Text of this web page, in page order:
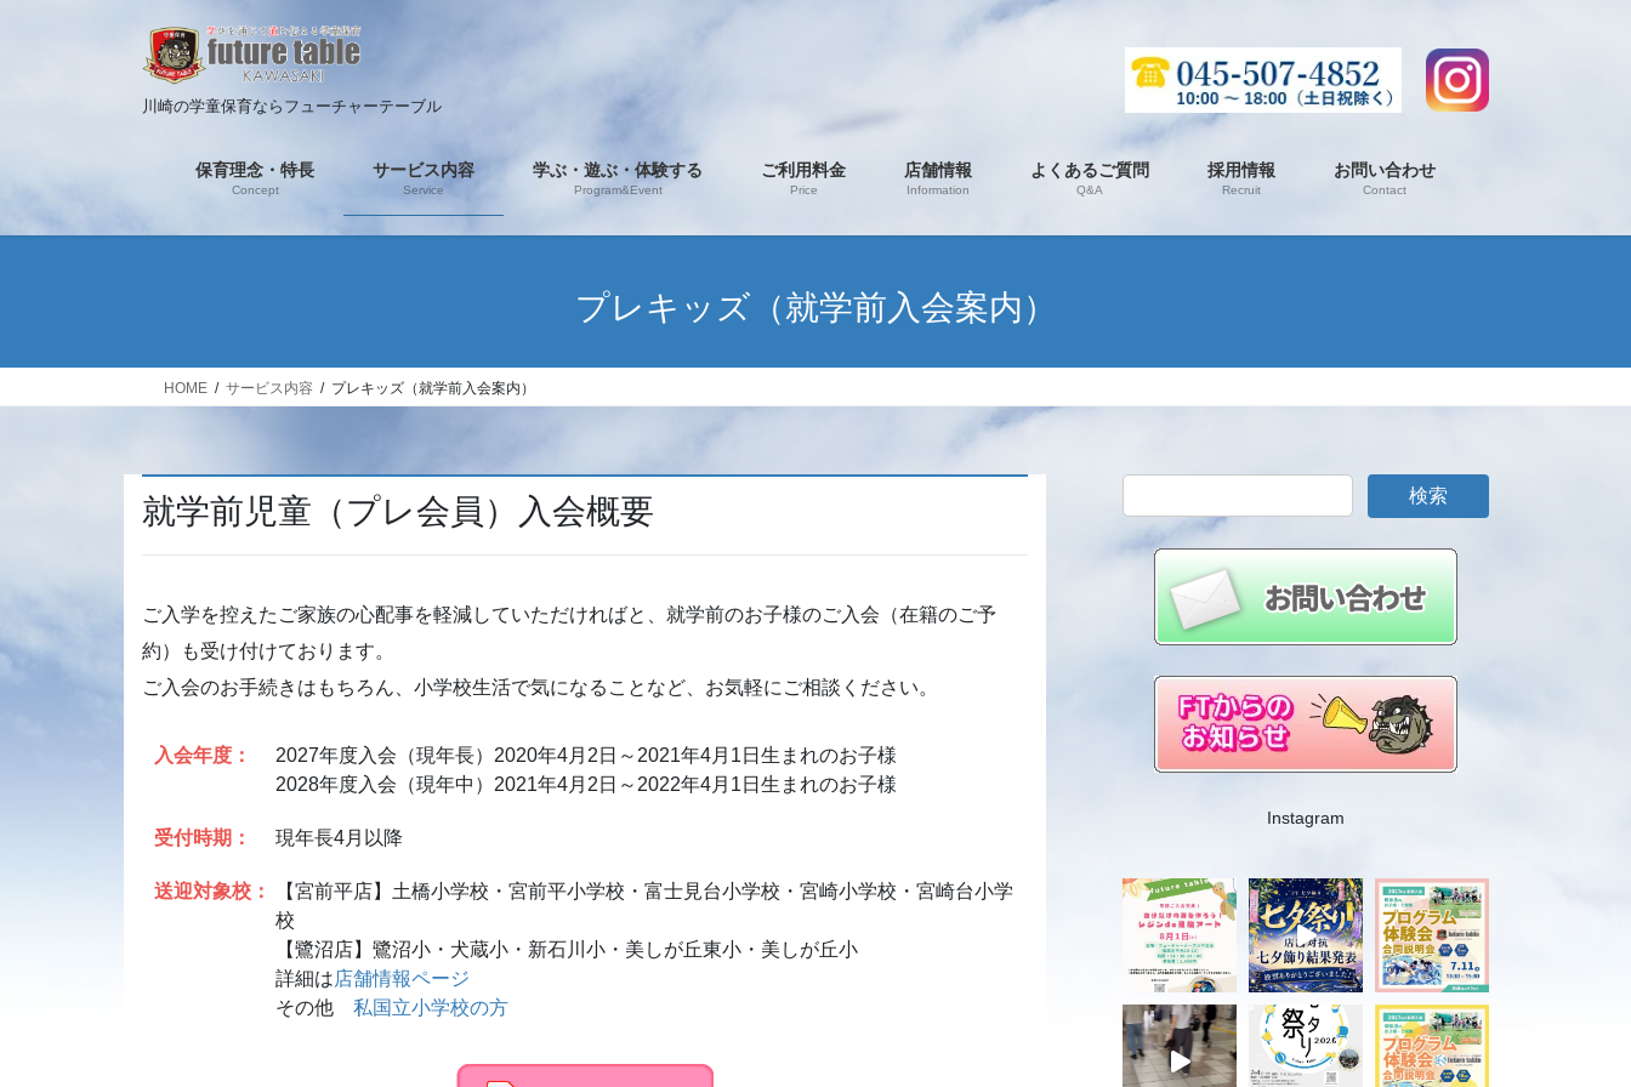
川崎の学童保育ならフューチャーテーブル
保育理念・特長
Concept
サービス内容
Service
学ぶ・遊ぶ・体験する
Program&Event
ご利用料金
Price
店舗情報
Information
よくあるご質問
Q&A
採用情報
Recruit
お問い合わせ
Contact
プレキッズ（就学前入会案内）
HOME サービス内容 プレキッズ（就学前入会案内）
就学前児童（プレ会員）入会概要
ご入学を控えたご家族の心配事を軽減していただければと、就学前のお子様のご入会（在籍のご予
約）も受け付けております。
ご入会のお手続きはもちろん、小学校生活で気になることなど、お気軽にご相談ください。
入会年度：
2027年度入会（現年長）2020年4月2日～2021年4月1日生まれのお子様
2028年度入会（現年中）2021年4月2日～2022年4月1日生まれのお子様
受付時期： 現年長4月以降
送迎対象校：
【宮前平店】土橋小学校・宮前平小学校・富士見台小学校・宮崎小学校・宮崎台小学
校
【鷺沼店】鷺沼小・犬蔵小・新石川小・美しが丘東小・美しが丘小
詳細は店舗情報ページ
その他 私国立小学校の方
検索
Instagram